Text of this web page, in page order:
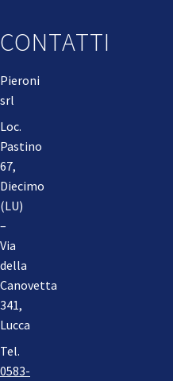
CONTATTI
Pieroni
srl
Loc.
Pastino
67,
Diecimo
(LU)
–
Via
della
Canovetta
341,
Lucca
Tel.
0583-